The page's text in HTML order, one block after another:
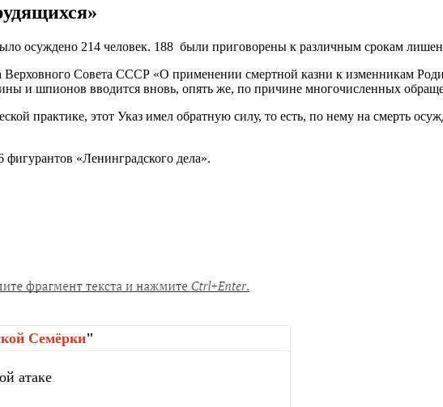
осуждено 214 человек. 188 были приговорены к различным срокам
Верховного Совета СССР «О применении смертной казни к изменникам
и шпионов вводится вновь, опять же, по причине многочисленных
практике, этот Указ имел обратную силу, то есть, по нему на смерть
«Ленинградского дела».
Cемёрки"
атаке